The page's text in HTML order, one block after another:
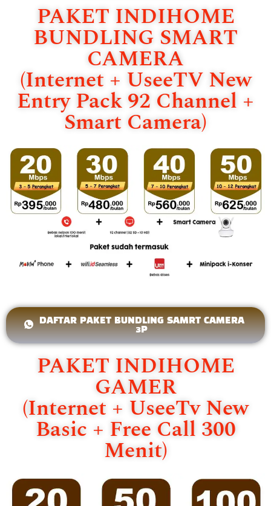
PAKET INDIHOME
BUNDLING SMART
CAMERA
(Internet + UseeTV New
Entry Pack 92 Channel +
Smart Camera)
DAFTAR PAKET BUNDLING SAMRT CAMERA
3P
PAKET INDIHOME
GAMER
(Internet + UseeTv New
Basic + Free Call 300
Menit)